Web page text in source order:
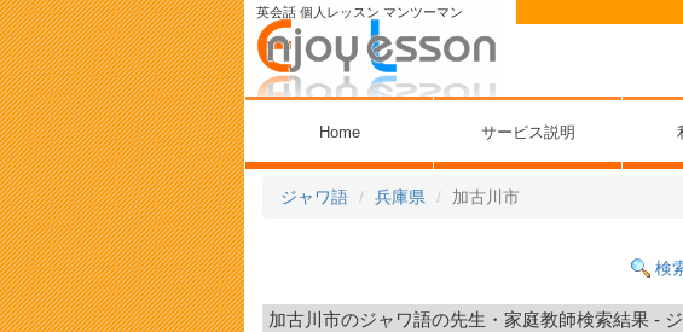
英会話 個人レッスン マンツーマン
Home サービス説明
ジャワ語 兵庫県 加古川市
検
加古川市のジャワ語の先生・家庭教師検索結果 -